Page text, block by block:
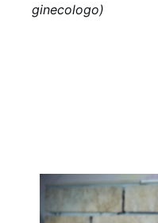
ginecologo)